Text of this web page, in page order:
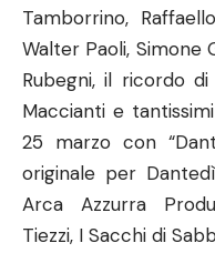
Tamborrino,
Walter Paoli, Simone
Rubegni, il ricordo
Maccianti e
25 marzo con
originale per
Arca Azzurra
Tiezzi, I Sacchi di